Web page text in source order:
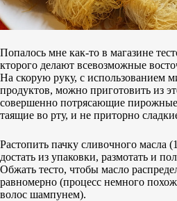
Попалось мне как-то в магазине
кторого делают всевозможные
На скорую руку, с использованием
продуктов, можно приготовить из
совершенно потрясающие
таящие во рту, и не приторно
Растопить пачку сливочного масла
достать из упаковки, размотать и
Обжать тесто, чтобы масло
равномерно (процесс немного
волос шампунем).